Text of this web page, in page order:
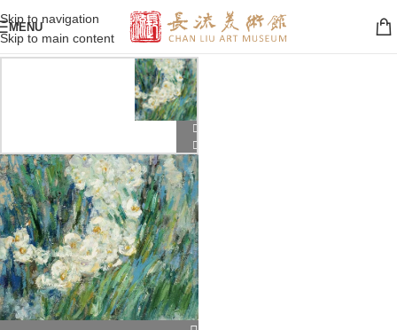
Skip to navigation
Skip to main content
MENU